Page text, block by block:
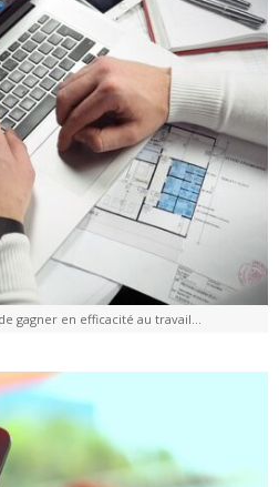
gagner en efficacité au travail…